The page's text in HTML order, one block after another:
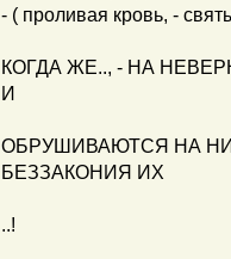
- ( проливая кровь, -
КОГДА ЖЕ.., - НА
И
ОБРУШИВАЮТСЯ НА
БЕЗЗАКОНИЯ ИХ
..!